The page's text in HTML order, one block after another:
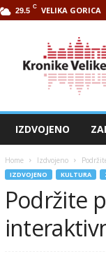
29.5 C VELIKA GORICA
IZDVOJENO
Home Izdvojeno
IZDVOJENO KULTURA
Podržite